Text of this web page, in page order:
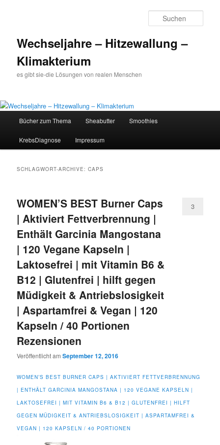
Wechseljahre – Hitzewallung –
Klimakterium
es gibt sie-die Lösungen von realen Menschen
Zum
Inhalt
Zum
sekundären
Bücher zum Thema Sheabutter Smoothies
KrebsDiagnose Impressum
SCHLAGWORT-ARCHIVE:CAPS
WOMEN’S BEST Burner Caps
| Aktiviert Fettverbrennung |
Enthält Garcinia Mangostana
| 120 Vegane Kapseln |
Laktosefrei | mit Vitamin B6 &
B12 | Glutenfrei | hilft gegen
Müdigkeit & Antriebslosigkeit
| Aspartamfrei & Vegan | 120
Kapseln / 40 Portionen
Rezensionen
Veröffentlicht amSeptember 12, 2016
3
WOMEN’S BEST BURNER CAPS | AKTIVIERT FETTVERBRENNUNG
| ENTHÄLT GARCINIA MANGOSTANA | 120 VEGANE KAPSELN |
LAKTOSEFREI | MIT VITAMIN B6 & B12 | GLUTENFREI | HILFT
GEGEN MÜDIGKEIT & ANTRIEBSLOSIGKEIT | ASPARTAMFREI &
VEGAN | 120 KAPSELN / 40 PORTIONEN